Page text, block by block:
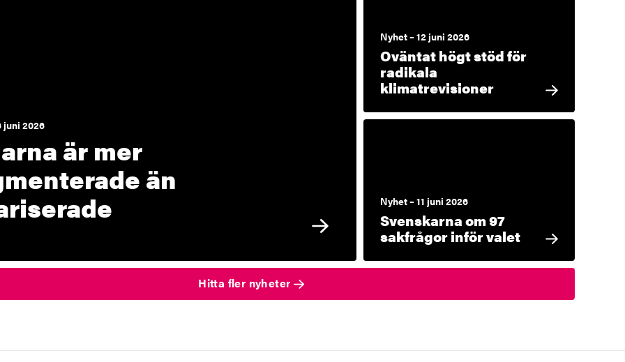
juni 2026
är mer
än
Nyhet – 12 juni 2026
Oväntat högt stöd för
radikala
klimatrevisioner
Nyhet – 11 juni 2026
Svenskarna om 97
sakfrågor inför valet
Hitta fler nyheter